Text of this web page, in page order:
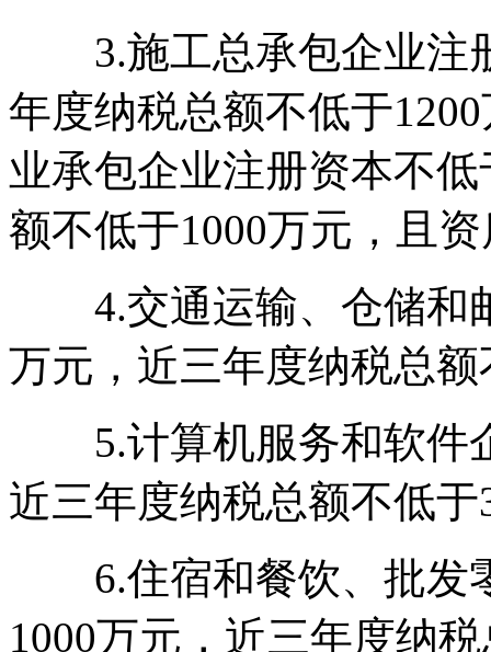
3.施工总承包企业注
年度纳税总额不低于
业承包企业注册资本不
额不低于1000万元，且
4.交通运输、仓储和
万元，近三年度纳税总
5.计算机服务和软件
近三年度纳税总额不低于
6.住宿和餐饮、批发
1000万元，近三年度纳